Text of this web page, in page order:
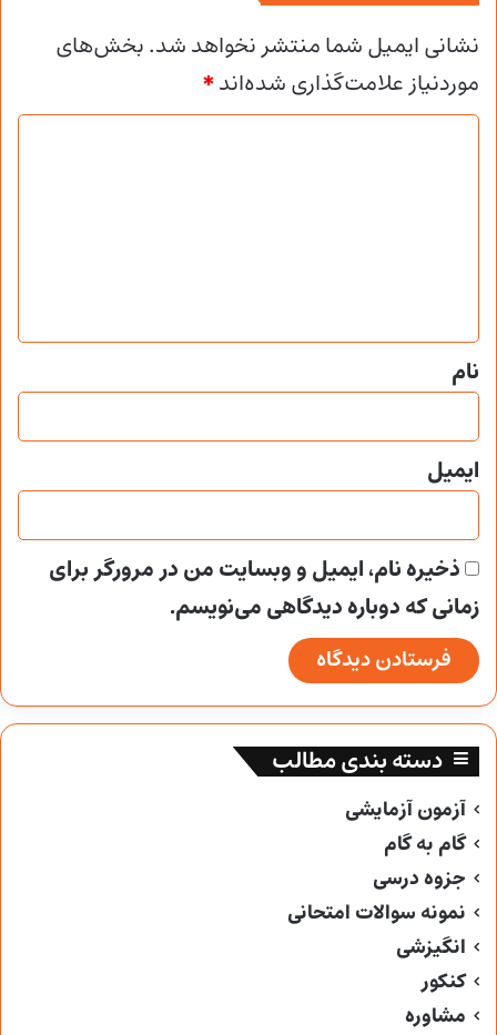
نشانی ایمیل شما منتشر نخواهد شد.بخش‌های
موردنیاز علامت‌گذاری شده‌اند*
د
*
نام
ایمیل
ذخیره نام، ایمیل و وبسایت من در مرورگر برای
زمانی که دوباره دیدگاهی می‌نویسم.
دسته بندی مطالب
آزمون آزمایشی
گام به گام
جزوه درسی
نمونه سوالات امتحانی
انگیزشی
کنکور
مشاوره